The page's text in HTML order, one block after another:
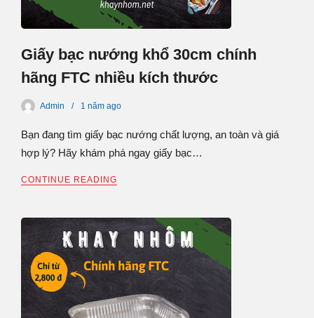
Giấy bạc nướng khổ 30cm chính
hãng FTC nhiều kích thước
Admin 1 năm ago
Bạn đang tìm giấy bạc nướng chất lượng, an toàn và giá
hợp lý? Hãy khám phá ngay giấy bạc…
CONTINUE READING